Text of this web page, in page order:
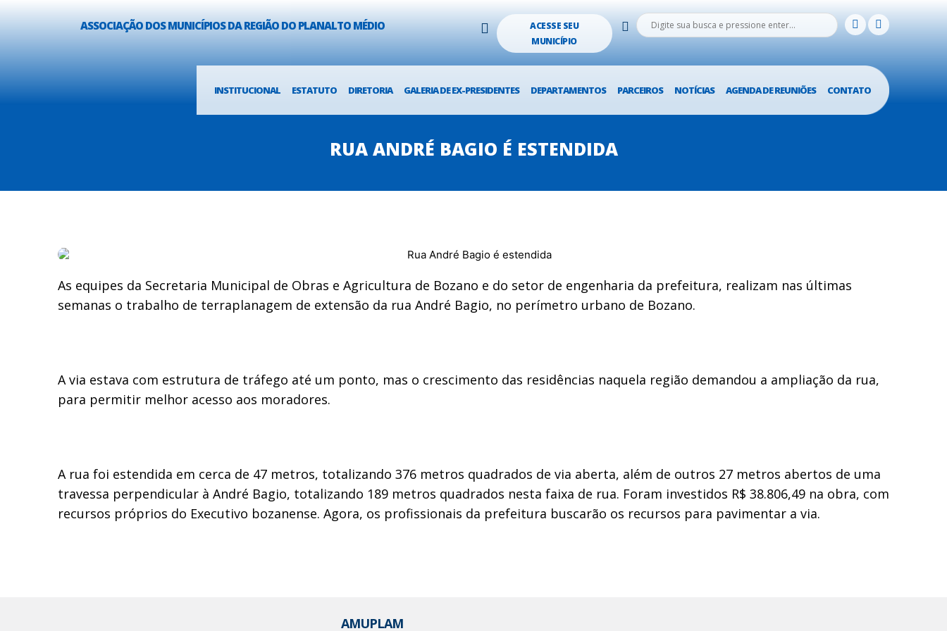
ASSOCIAÇÃO DOS MUNICÍPIOS DA REGIÃO DO PLANALTO MÉDIO
ACESSE SEU
MUNICÍPIO
INSTITUCIONAL ESTATUTO DIRETORIA GALERIA DE EX-PRESIDENTES DEPARTAMENTOS PARCEIROS NOTÍCIAS AGENDA DE REUNIÕES CONTATO
RUA ANDRÉ BAGIO É ESTENDIDA
As equipes da Secretaria Municipal de Obras e Agricultura de Bozano e do setor de engenharia da prefeitura, realizam nas últimas
semanas o trabalho de terraplanagem de extensão da rua André Bagio, no perímetro urbano de Bozano.
A via estava com estrutura de tráfego até um ponto, mas o crescimento das residências naquela região demandou a ampliação da rua,
para permitir melhor acesso aos moradores.
A rua foi estendida em cerca de 47 metros, totalizando 376 metros quadrados de via aberta, além de outros 27 metros abertos de uma
travessa perpendicular à André Bagio, totalizando 189 metros quadrados nesta faixa de rua. Foram investidos R$ 38.806,49 na obra, com
recursos próprios do Executivo bozanense. Agora, os profissionais da prefeitura buscarão os recursos para pavimentar a via.
AMUPLAM